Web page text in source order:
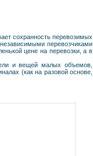
сохранность перевозимых
перевозчиками
цене на перевозки, а в
и вещей малых объемов,
(как на разовой основе,